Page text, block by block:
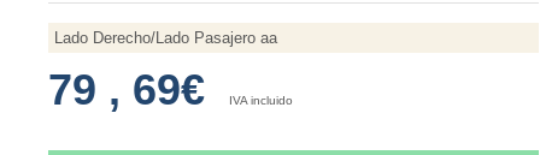
Lado Derecho/Lado Pasajero aa
79 , 69€ IVA incluido